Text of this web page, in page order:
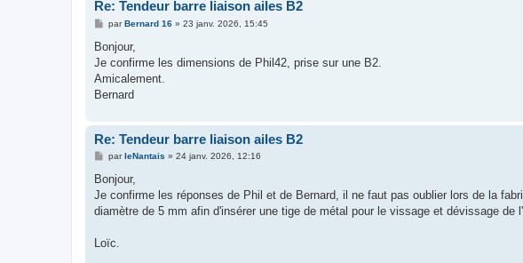
Re: Tendeur barre liaison ailes B2
M
s
a
g
parBernard 16» 23 janv. 2026, 15:45
Bonjour,
Je confirme les dimensions de Phil42, prise sur une B2.
Amicalement.
Bernard
Re: Tendeur barre liaison ailes B2
M
s
a
g
parleNantais » 24 janv. 2026, 12:16
Bonjour,
Je confirme les réponses de Phil et de Bernard, il ne faut pas oublier lors de la
diamètre de 5 mm afin d'insérer une tige de métal pour le vissage et dévissage de
Loïc.